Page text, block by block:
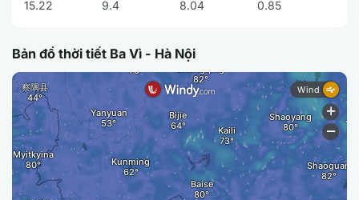
15.22 9.4 8.04 0.85
Bản đồ thời tiết Ba Vì - Hà Nội